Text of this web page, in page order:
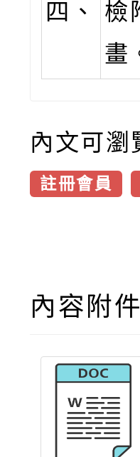
四、
檢
畫
內文可瀏
註冊會員
內容附